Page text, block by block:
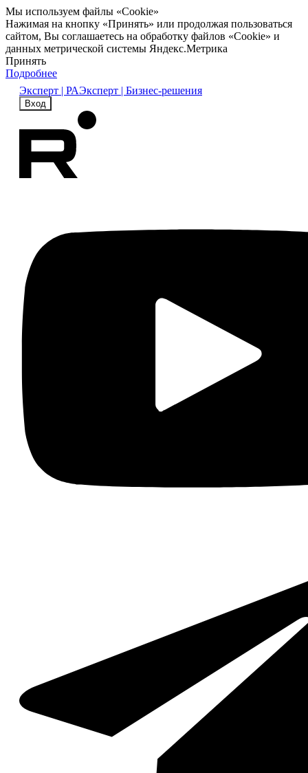
Мы используем файлы «Cookie»
Нажимая на кнопку «Принять» или продолжая пользоваться
сайтом, Вы соглашаетесь на обработку файлов «Cookie» и
данных метрической системы Яндекс.Метрика
Принять
Подробнее
Эксперт | РАЭксперт | Бизнес-решения
Вход